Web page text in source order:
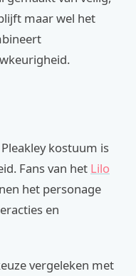
maar wel het
kostuum is
Fans van het Lilo
het personage
en
vergeleken met